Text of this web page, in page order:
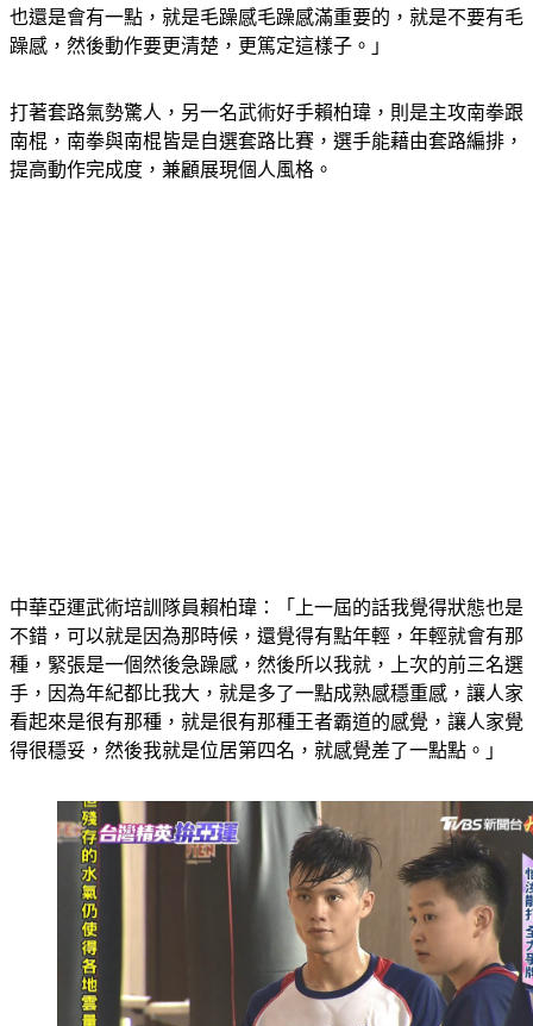
也還是會有一點，就是毛躁感毛躁感滿重要的，就是不要有毛
躁感，然後動作要更清楚，更篤定這樣子。」
打著套路氣勢驚人，另一名武術好手賴柏瑋，則是主攻南拳跟
南棍，南拳與南棍皆是自選套路比賽，選手能藉由套路編排，
提高動作完成度，兼顧展現個人風格。
中華亞運武術培訓隊員賴柏瑋：「上一屆的話我覺得狀態也是
不錯，可以就是因為那時候，還覺得有點年輕，年輕就會有那
種，緊張是一個然後急躁感，然後所以我就，上次的前三名選
手，因為年紀都比我大，就是多了一點成熟感穩重感，讓人家
看起來是很有那種，就是很有那種王者霸道的感覺，讓人家覺
得很穩妥，然後我就是位居第四名，就感覺差了一點點。」